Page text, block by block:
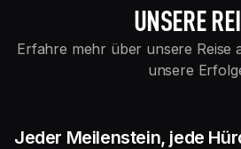
UNSERE
Erfahre mehr über unsere Reise
unsere
Jeder Meilenstein, jede